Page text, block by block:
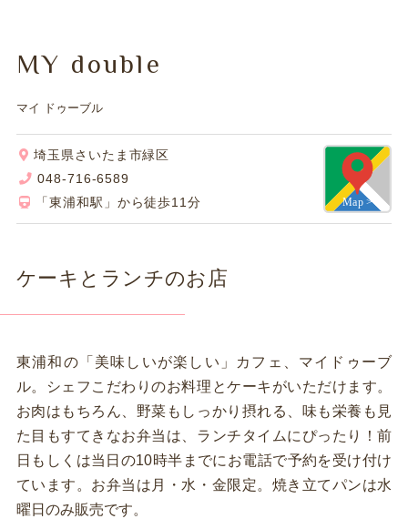
MY double
マイ ドゥーブル
埼玉県さいたま市緑区
048-716-6589
「東浦和駅」から徒歩11分
ケーキとランチのお店
東浦和の「美味しいが楽しい」カフェ、マイドゥーブ
ル。シェフこだわりのお料理とケーキがいただけます。
お肉はもちろん、野菜もしっかり摂れる、味も栄養も見
た目もすてきなお弁当は、ランチタイムにぴったり！前
日もしくは当日の10時半までにお電話で予約を受け付け
ています。お弁当は月・水・金限定。焼き立てパンは水
曜日のみ販売です。